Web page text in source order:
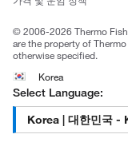
© 2006-2026 Thermo
are the property of
otherwise specified.
Korea
Select Language: